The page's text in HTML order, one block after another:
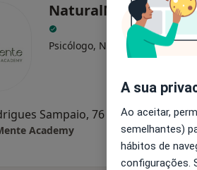
NaturalMente
Psicólogo, Nutricionista
Rua Rodrigues Sampaio, 76 – 1º andar, Lisboa •
Academy
A sua
Ao aceitar,
semelhantes)
hábitos de
configurações.